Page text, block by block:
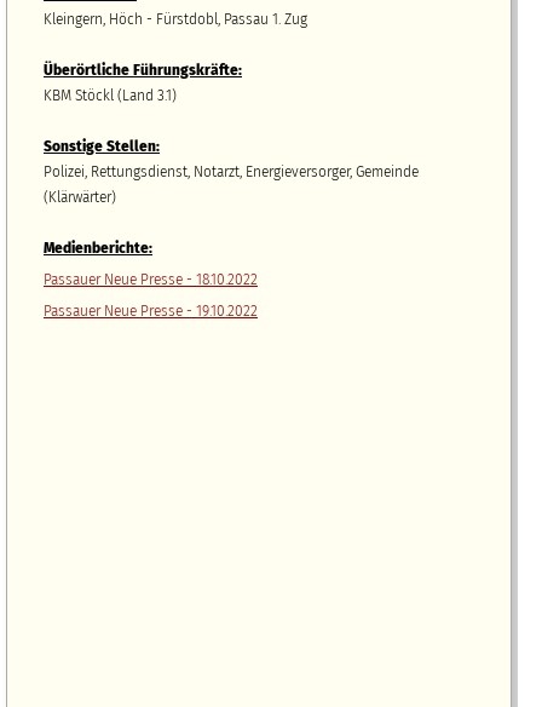
Kleingern, Höch - Fürstdobl, Passau 1. Zug
Überörtliche Führungskräfte:
KBM Stöckl (Land 3.1)
Sonstige Stellen:
Polizei, Rettungsdienst, Notarzt, Energieversorger, Gemeinde
(Klärwärter)
Medienberichte:
Passauer Neue Presse - 18.10.2022
Passauer Neue Presse - 19.10.2022